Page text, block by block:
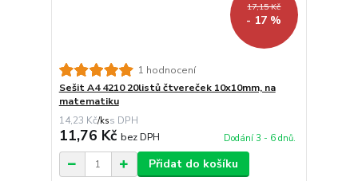
17,15 Kč
- 17 %
1 hodnocení
Sešit A4 4210 20listů čtvereček 10x10mm, na
matematiku
14,23 Kč/ks
11,76 Kč bez DPH Dodání 3 - 6 dnů.
Přidat do košíku